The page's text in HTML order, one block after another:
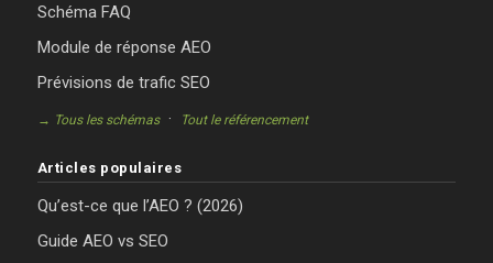
Schéma FAQ
Module de réponse AEO
Prévisions de trafic SEO
→ Tous les schémas· Tout le référencement
Articles populaires
Qu’est-ce que l’AEO ? (2026)
Guide AEO vs SEO